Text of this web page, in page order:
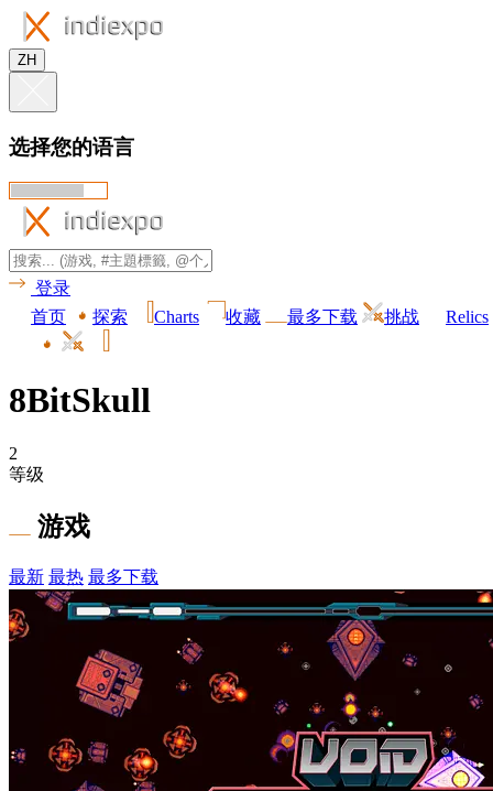
ZH
选择您的语言
登录
首页
探索 Charts 收藏 最多下载 挑战 Relics
8BitSkull
2
等级
游戏
最新 最热 最多下载